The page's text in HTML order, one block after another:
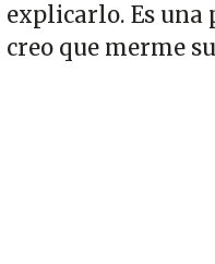
explicarlo. Es
creo que merme